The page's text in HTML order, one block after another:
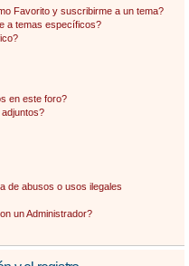
Favorito y suscribirme a un tema?
a temas específicos?
en este foro?
de abusos o usos ilegales
un Administrador?